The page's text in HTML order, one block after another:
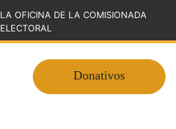
LA OFICINA DE LA COMISIONADA
ELECTORAL
Donativos